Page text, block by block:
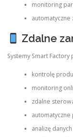
monitoring
automatyczne
Zdalne
Systemy Smart Factory
kontrolę
monitoring
zdalne
analizę